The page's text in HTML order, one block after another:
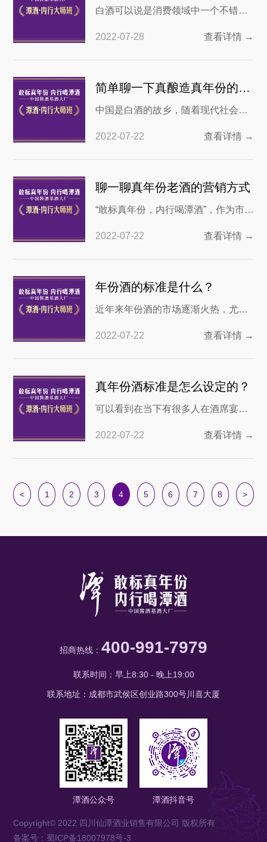
资涉及到金钱利益，犹豫是正常的，
白酒可以说是消费领域中一个不错的
年，中国的酒友数量又极多，因此只
要有消费，白酒就会有市场，很多人
是不知道加盟谁家比较好。其实要想
知道选择哪个品牌进行加盟，先要对
2022-07-28 查看详情 →
简单聊一下真酿造真年份的概念
中国是白酒的故乡，随着现代社会的
些白酒庆祝一下。但正是这样大市场
需求造就了如今白酒行业良莠不齐的
而勾兑酒越来越多。那么到底有没有
真酿造真年份的白酒呢？下面我们就
2022-07-22 查看详情 →
聊一聊真年份老酒的营销方式
“敢标真年份，内行喝潭酒”，作为市场
短几年时间内，市场份额持续攀升，
时至今日依然呈快速增长之势，其销
份老酒是如何销售的呢？ 首先是品牌
宣传，潭酒广告“上去了就不下来”
2022-07-22 查看详情 →
年份酒的标准是什么？
近年来年份酒的市场逐渐火热，尤其
标注真年份，让人们对于这类白酒的
信任度大幅提升。那么到底什么是真
什么？下面我们就来分析一下。 什么
是真年份酒？ 在这一点上很多消费者
2022-07-22 查看详情 →
真年份酒标准是怎么设定的？
可以看到在当下有很多人在酒席宴会
酒，这是因为真年份酒无论是在口感
方面还是酒的香味，都是能够让酒友
种酒席宴会上，潭酒的出现频次都非
常高，很多之前不了解品牌白酒kol也
2022-07-22 查看详情 →
< 1 2 3 4 5 6 7 8 >
招商热线： 400-991-7979
联系时间：早上8:30 - 晚上19:00
联系地址：成都市武侯区创业路300号川喜大厦
潭酒公众号 潭酒抖音号
Copyright© 2022 四川仙潭酒业销售有限公司 版权所有
备案号：蜀ICP备18007978号-3